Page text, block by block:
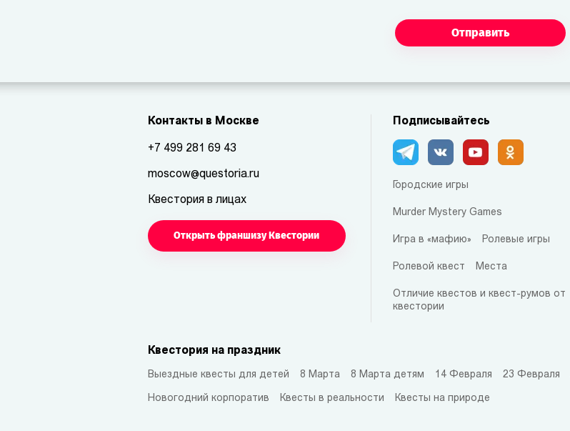
Отправить
Контакты в Москве
+7 499 281 69 43
moscow@questoria.ru
Квестория в лицах
Открыть франшизу Квестории
Подписывайтесь
Городские игры
Murder Mystery Games
Игра в «мафию» Ролевые игры
Ролевой квест Места
Отличие квестов и квест-румов от
квестории
Квестория на праздник
Выездные квесты для детей 8 Марта 8 Марта детям 14 Февраля 23 Февраля
Новогодний корпоратив Квесты в реальности Квесты на природе